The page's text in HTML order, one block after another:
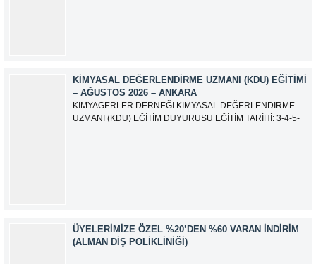
KIMYASAL DEĞERLENDIRME UZMANI (KDU) EĞITIMI
– AĞUSTOS 2026 – ANKARA
KİMYAGERLER DERNEĞİ KİMYASAL DEĞERLENDİRME
UZMANI (KDU) EĞİTİM DUYURUSU EĞİTİM TARİHİ: 3-4-5-
ÜYELERIMIZE ÖZEL %20’DEN %60 VARAN İNDIRIM
(ALMAN DIŞ POLIKLINIĞI)